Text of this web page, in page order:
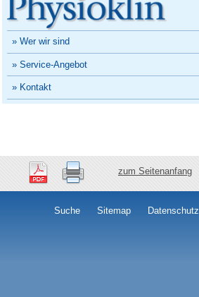
» Wer wir sind
» Service-Angebot
» Kontakt
zum Seitenanfang
Suche Sitemap Datenschutz